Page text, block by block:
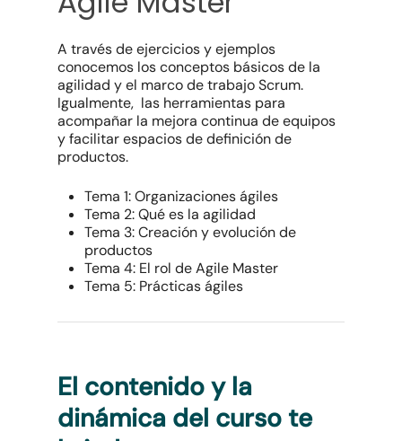
A través de ejercicios y ejemplos
conocemos los conceptos básicos de la
agilidad y el marco de trabajo Scrum.
Igualmente, las herramientas para
acompañar la mejora continua de equipos
y facilitar espacios de definición de
productos.
Tema 1: Organizaciones ágiles
Tema 2: Qué es la agilidad
Tema 3: Creación y evolución de
productos
Tema 4: El rol de Agile Master
Tema 5: Prácticas ágiles
El contenido y la
dinámica del curso te